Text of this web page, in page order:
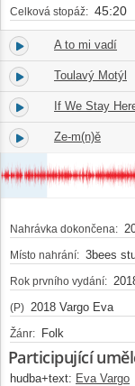
Celková stopáž: 45:20
1. A to mi vadí
2. Toulavý Motýl
3. If We Stay
4. Ze-m(n)ě
Nahrávka dokončena:
Místo nahrání: 3bees
Rok prvního vydání:
(P) 2018 Vargo Eva
Žánr: Folk
Participující
hudba+text: Eva Vargo